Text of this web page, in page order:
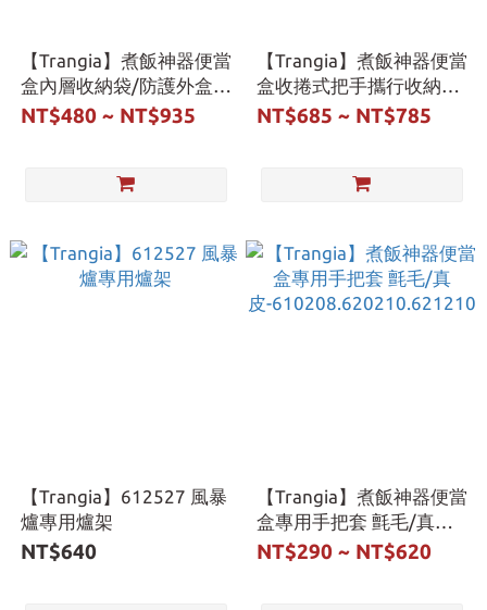
【Trangia】煮飯神器便當
盒內層收納袋/防護外盒
大/
NT$480 ~ NT$935
【Trangia】煮飯神器便當
盒收捲式把手攜行收納袋
S/L-619100.619102
NT$685 ~ NT$785
【Trangia】612527 風暴
爐專用爐架
NT$640
【Trangia】煮飯神器便當
盒專用手把套 氈毛/真
皮-610208.620210.621210
NT$290 ~ NT$620